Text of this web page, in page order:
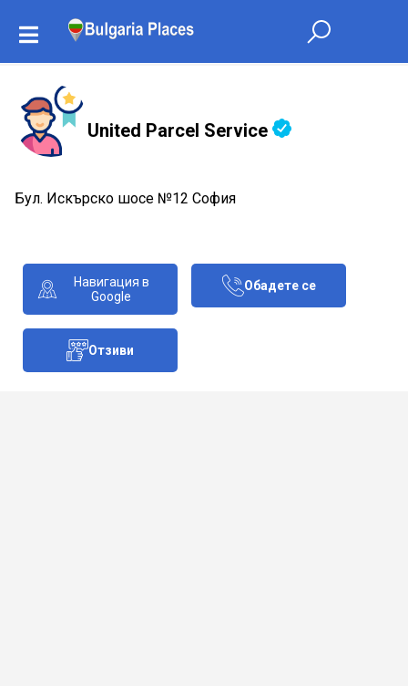
United Parcel Service
Бул. Искърско шосе №12 София
Навигация в
Google
Обадете се
Отзиви